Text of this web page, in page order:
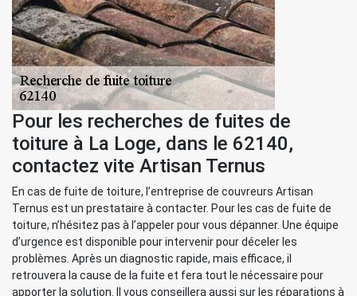
Pour les recherches de fuites de
toiture à La Loge, dans le 62140,
contactez vite Artisan Ternus
En cas de fuite de toiture, l’entreprise de couvreurs Artisan
Ternus est un prestataire à contacter. Pour les cas de fuite de
toiture, n’hésitez pas à l’appeler pour vous dépanner. Une équipe
d’urgence est disponible pour intervenir pour déceler les
problèmes. Après un diagnostic rapide, mais efficace, il
retrouvera la cause de la fuite et fera tout le nécessaire pour
apporter la solution. Il vous conseillera aussi sur les réparations à